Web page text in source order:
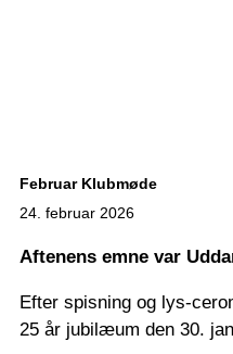
Februar Klubmøde
24. februar 2026
Aftenens emne var
Efter spisning og lys-
25 år jubilæum den 30.